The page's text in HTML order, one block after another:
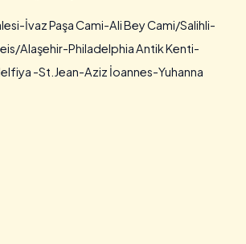
İvaz Paşa Cami-Ali Bey Cami/Salihli-
Alaşehir-Philadelphia Antik Kenti-
-St.Jean-Aziz İoannes-Yuhanna